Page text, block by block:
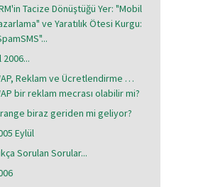
Tacize Dönüştüğü Yer: "Mobil
ve Yaratılık Ötesi Kurgu:
2006...
Reklam ve Ücretlendirme …
bir reklam mecrası olabilir mi?
biraz geriden mi geliyor?
Eylül
Sorulan Sorular...